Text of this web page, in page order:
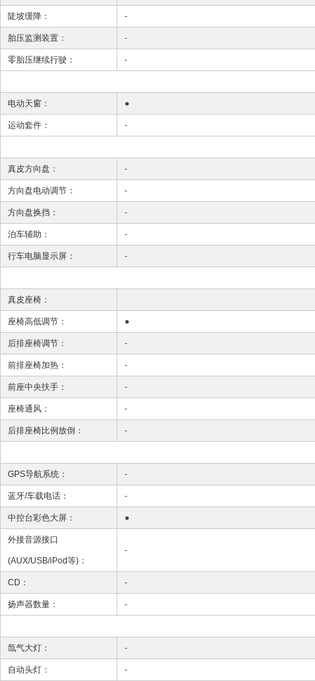
陡坡缓降： -
胎压监测装置： -
零胎压继续行驶： -
电动天窗： ●
运动套件： -
真皮方向盘： -
方向盘电动调节： -
方向盘换挡： -
泊车辅助： -
行车电脑显示屏： -
真皮座椅：
座椅高低调节： ●
后排座椅调节： -
前排座椅加热： -
前座中央扶手： -
座椅通风： -
后排座椅比例放倒： -
GPS导航系统： -
蓝牙/车载电话： -
中控台彩色大屏： ●
外接音源接口
(AUX/USB/iPod等)：
-
CD： -
扬声器数量： -
氙气大灯： -
自动头灯： -